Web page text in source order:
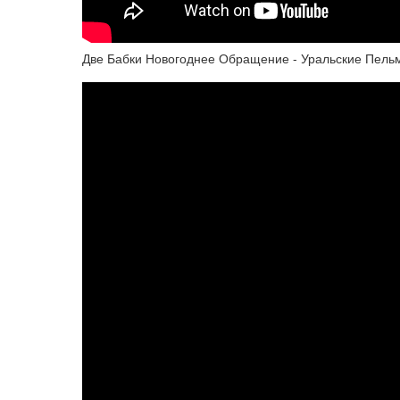
Две Бабки Новогоднее Обращение - Уральские